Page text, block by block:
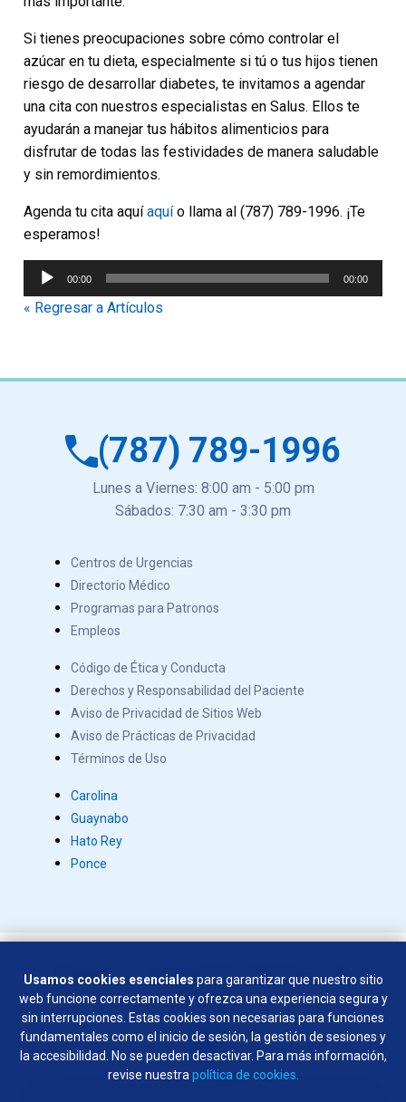
Si tienes preocupaciones sobre cómo controlar el
azúcar en tu dieta, especialmente si tú o tus hijos tienen
riesgo de desarrollar diabetes, te invitamos a agendar
una cita con nuestros especialistas en Salus. Ellos te
ayudarán a manejar tus hábitos alimenticios para
disfrutar de todas las festividades de manera saludable
y sin remordimientos.
Agenda tu cita aquíaquío llama al (787) 789-1996. ¡Te
esperamos!
Reproductor
audio
00:00 00:00
« Regresar a Artículos
(787) 789-1996
Lunes a Viernes: 8:00 am - 5:00 pm
Sábados: 7:30 am - 3:30 pm
Centros de Urgencias
Directorio Médico
Programas para Patronos
Empleos
Código de Ética y Conducta
Derechos y Responsabilidad del Paciente
Aviso de Privacidad de Sitios Web
Aviso de Prácticas de Privacidad
Términos de Uso
Carolina
Guaynabo
Hato Rey
Ponce
Copyright © 2026 Salus. Todos los derechos
reservados.
SÍGUENOS EN:
No se permiten armas de ningún tipo en las instalaciones de la
Usamos cookies esenciales para garantizar que nuestro sitio
web funcione correctamente y ofrezca una experiencia segura y
sin interrupciones. Estas cookies son necesarias para funciones
fundamentales como el inicio de sesión, la gestión de sesiones y
la accesibilidad. No se pueden desactivar. Para más información,
revise nuestrapolítica de cookies.